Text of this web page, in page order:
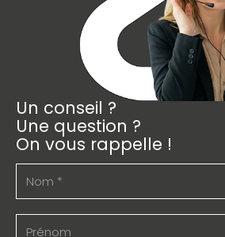
Un conseil ?
Une question ?
On vous rappelle !
Nom (Nécessaire)
Prénom